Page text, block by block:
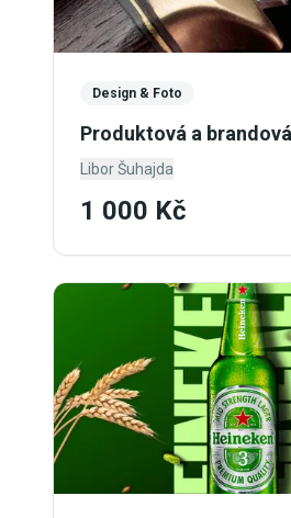
Design & Foto
Libor Šuhajda
1 000 Kč